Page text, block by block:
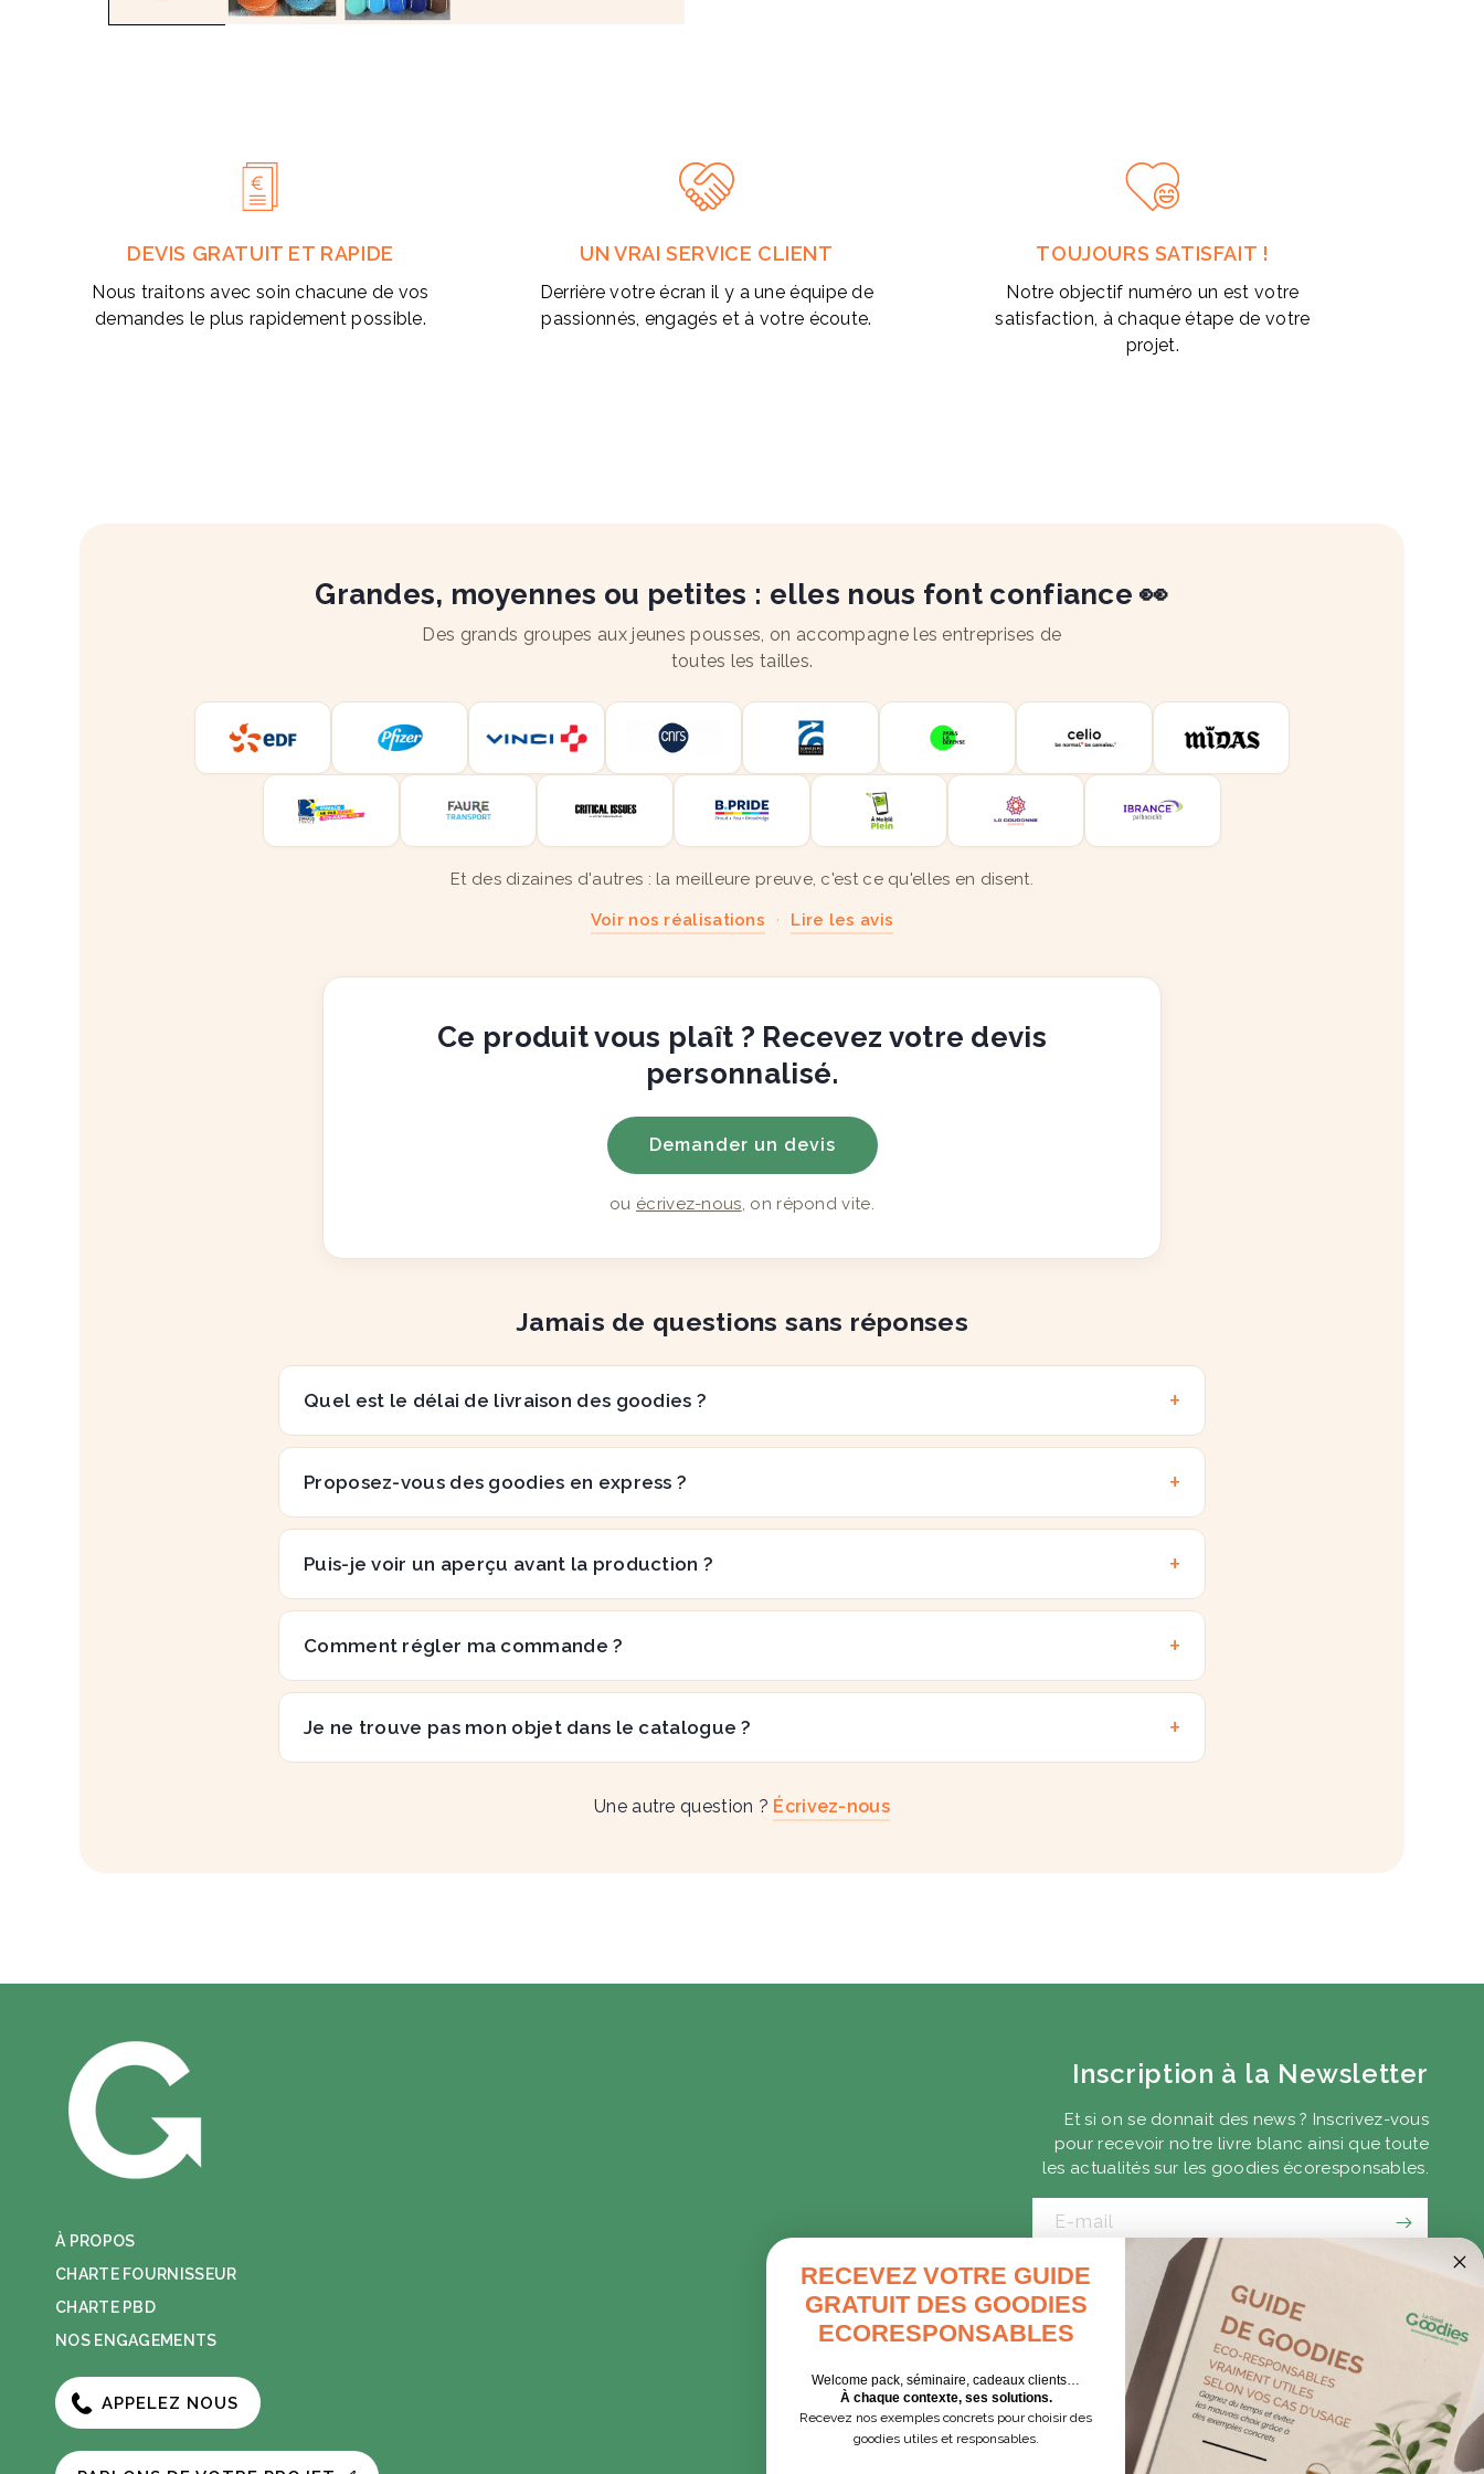
DEVIS GRATUIT ET RAPIDE
Nous traitons avec soin chacune de vos
demandes le plus rapidement possible.
UN VRAI SERVICE CLIENT
Derrière votre écran il y a une équipe de
passionnés, engagés et à votre écoute.
TOUJOURS SATISFAIT !
Notre objectif numéro un est votre
satisfaction, à chaque étape de votre
projet.
Grandes, moyennes ou petites : elles nous font confiance 👀
Des grands groupes aux jeunes pousses, on accompagne les entreprises de
toutes les tailles.
Et des dizaines d'autres : la meilleure preuve, c'est ce qu'elles en disent.
Voir nos réalisations · Lire les avis
Ce produit vous plaît ? Recevez votre devis
personnalisé.
Demander un devis
ou écrivez-nous, on répond vite.
Jamais de questions sans réponses
Quel est le délai de livraison des goodies ?
Proposez-vous des goodies en express ?
Puis-je voir un aperçu avant la production ?
Comment régler ma commande ?
Je ne trouve pas mon objet dans le catalogue ?
Une autre question ? Écrivez-nous
À PROPOS
CHARTE FOURNISSEUR
CHARTE PBD
NOS ENGAGEMENTS
APPELEZ NOUS
Inscription à la Newsletter
Et si on se donnait des news ? Inscrivez-vous
pour recevoir notre livre blanc ainsi que toute
les actualités sur les goodies écoresponsables.
E-mail
CADEAUX D'AFFAIRES
GOODIES EXPRESS
RECEVEZ VOTRE GUIDE
GRATUIT DES GOODIES
ECORESPONSABLES
Welcome pack, séminaire, cadeaux clients…
À chaque contexte, ses solutions.
Recevez nos exemples concrets pour choisir des
goodies utiles et responsables.